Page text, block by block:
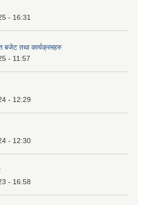
- 16:31
बजेट तथा कार्यक्रमहरु
- 11:57
- 12:29
- 12:30
- 16:58